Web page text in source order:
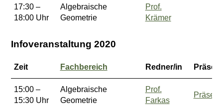
17:30 –
18:00 Uhr
Algebraische
Geometrie
Prof.
Krämer
Infoveranstaltung 2020
Zeit Fachbereich Redner/in
15:00 –
15:30 Uhr
Algebraische
Geometrie
Prof.
Farkas